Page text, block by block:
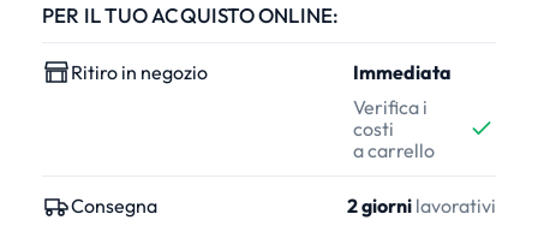
PER IL TUO ACQUISTO ONLINE:
Ritiro in negozio
Immediata
Verifica i
costi
a carrello
Consegna 2 giorni lavorativi